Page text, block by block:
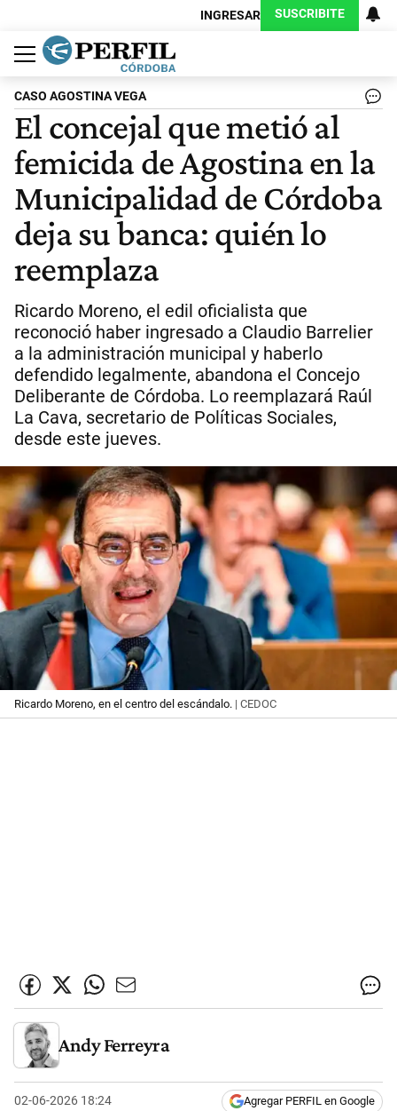
INGRESAR SUSCRIBITE
Política
Economía
Judiciales
Sociedad
Cultura
Espectáculos
Deportes
Protagonistas
CASO AGOSTINA VEGA
El concejal que metió al
femicida de Agostina en la
Municipalidad de Córdoba
deja su banca: quién lo
reemplaza
Ricardo Moreno, el edil oficialista que
reconoció haber ingresado a Claudio Barrelier
a la administración municipal y haberlo
defendido legalmente, abandona el Concejo
Deliberante de Córdoba. Lo reemplazará Raúl
La Cava, secretario de Políticas Sociales,
desde este jueves.
Ricardo Moreno, en el centro del escándalo. | CEDOC
Andy Ferreyra
02-06-2026 18:24 Agregar PERFIL en Google